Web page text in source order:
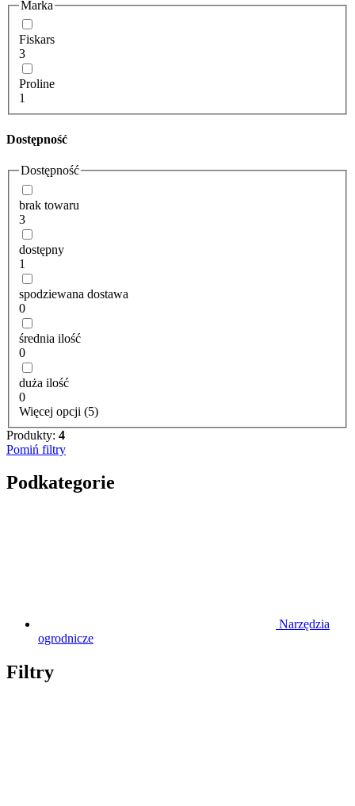
Marka
Fiskars
3
Proline
1
Dostępność
Dostępność
brak towaru
3
dostępny
1
spodziewana dostawa
0
średnia ilość
0
duża ilość
0
Więcej opcji (5)
Produkty: 4
Pomiń filtry
Podkategorie
Narzędzia
ogrodnicze
Filtry